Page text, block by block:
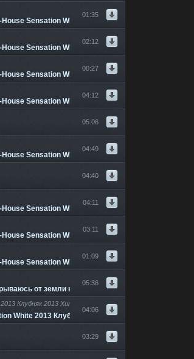
Sensation White 2011 Клубняк 2011 Хит Лета
01:35
Sensation White 2011 Клубняк 2011 Хит
02:12
Sensation White 2011 Клубняк 2011 Хит
00:27
Sensation White 2011 Клубняк 2011 Хит Лета
04:12
05:06
Sensation White 2011 Клубняк 2011 Хит
04:49
04:40
Sensation White 2011 Клубняк 2011 Хит Лета
04:11
Sensation White 2011 Клубняк 2011 Хит Лета
03:11
Sensation White 2011 Клубняк 2011 Хит Лета
01:09
от земли новая музыка
05:36
Клубняк 2013 Хит Лета 2013 отрываюсь от земли
White 2013 Клубняк 2013 Хит Лета 2013
04:06
03:29